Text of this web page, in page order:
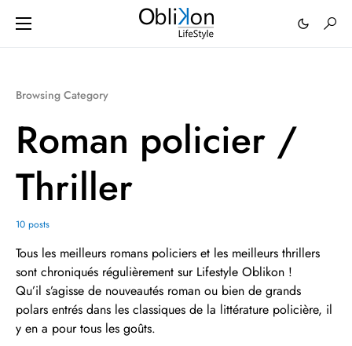
Browsing Category
Roman policier /
Thriller
10 posts
Tous les meilleurs romans policiers et les meilleurs thrillers
sont chroniqués régulièrement sur Lifestyle Oblikon !
Qu’il s’agisse de nouveautés roman ou bien de grands
polars entrés dans les classiques de la littérature policière, il
y en a pour tous les goûts.